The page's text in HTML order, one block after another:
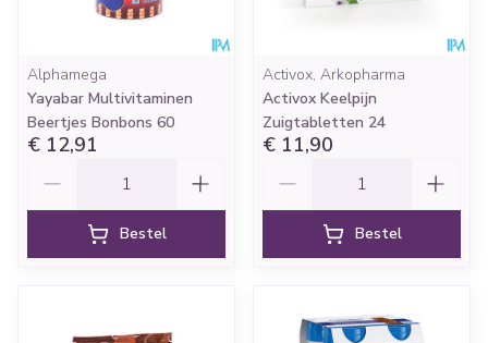
Alphamega
Yayabar Multivitaminen
Beertjes Bonbons 60
€ 12,91
Bestel
Activox, Arkopharma
Activox Keelpijn
Zuigtabletten 24
€ 11,90
Bestel